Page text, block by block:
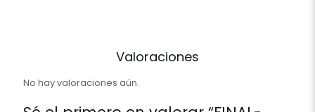
Valoraciones
No hay valoraciones aún.